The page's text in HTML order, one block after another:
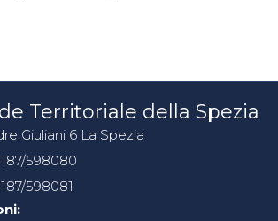
Territoriale della Spezia
Giuliani 6 La Spezia
598080
598081